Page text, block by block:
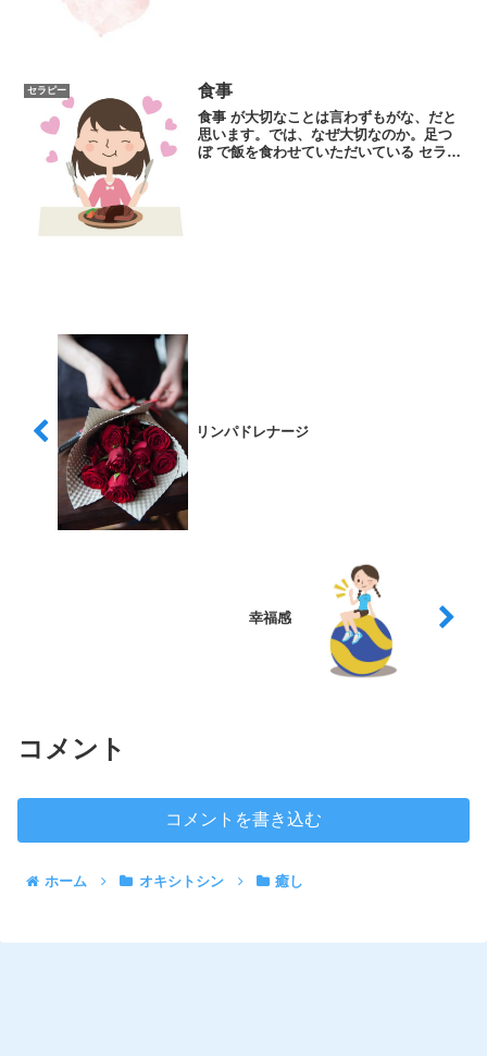
セラピー 食事
食事 が大切なことは言わずもがな、だと
思います。では、なぜ大切なのか。足つ
ぼ で飯を食わせていただいている セラピ
リンパドレナージ
幸福感
コメント
コメントを書き込む
ホーム オキシトシン 癒し